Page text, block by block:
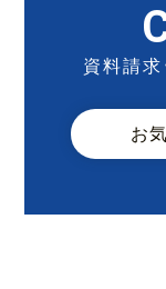
資料請求
お